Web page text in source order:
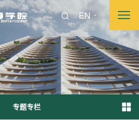
EN
专题专栏